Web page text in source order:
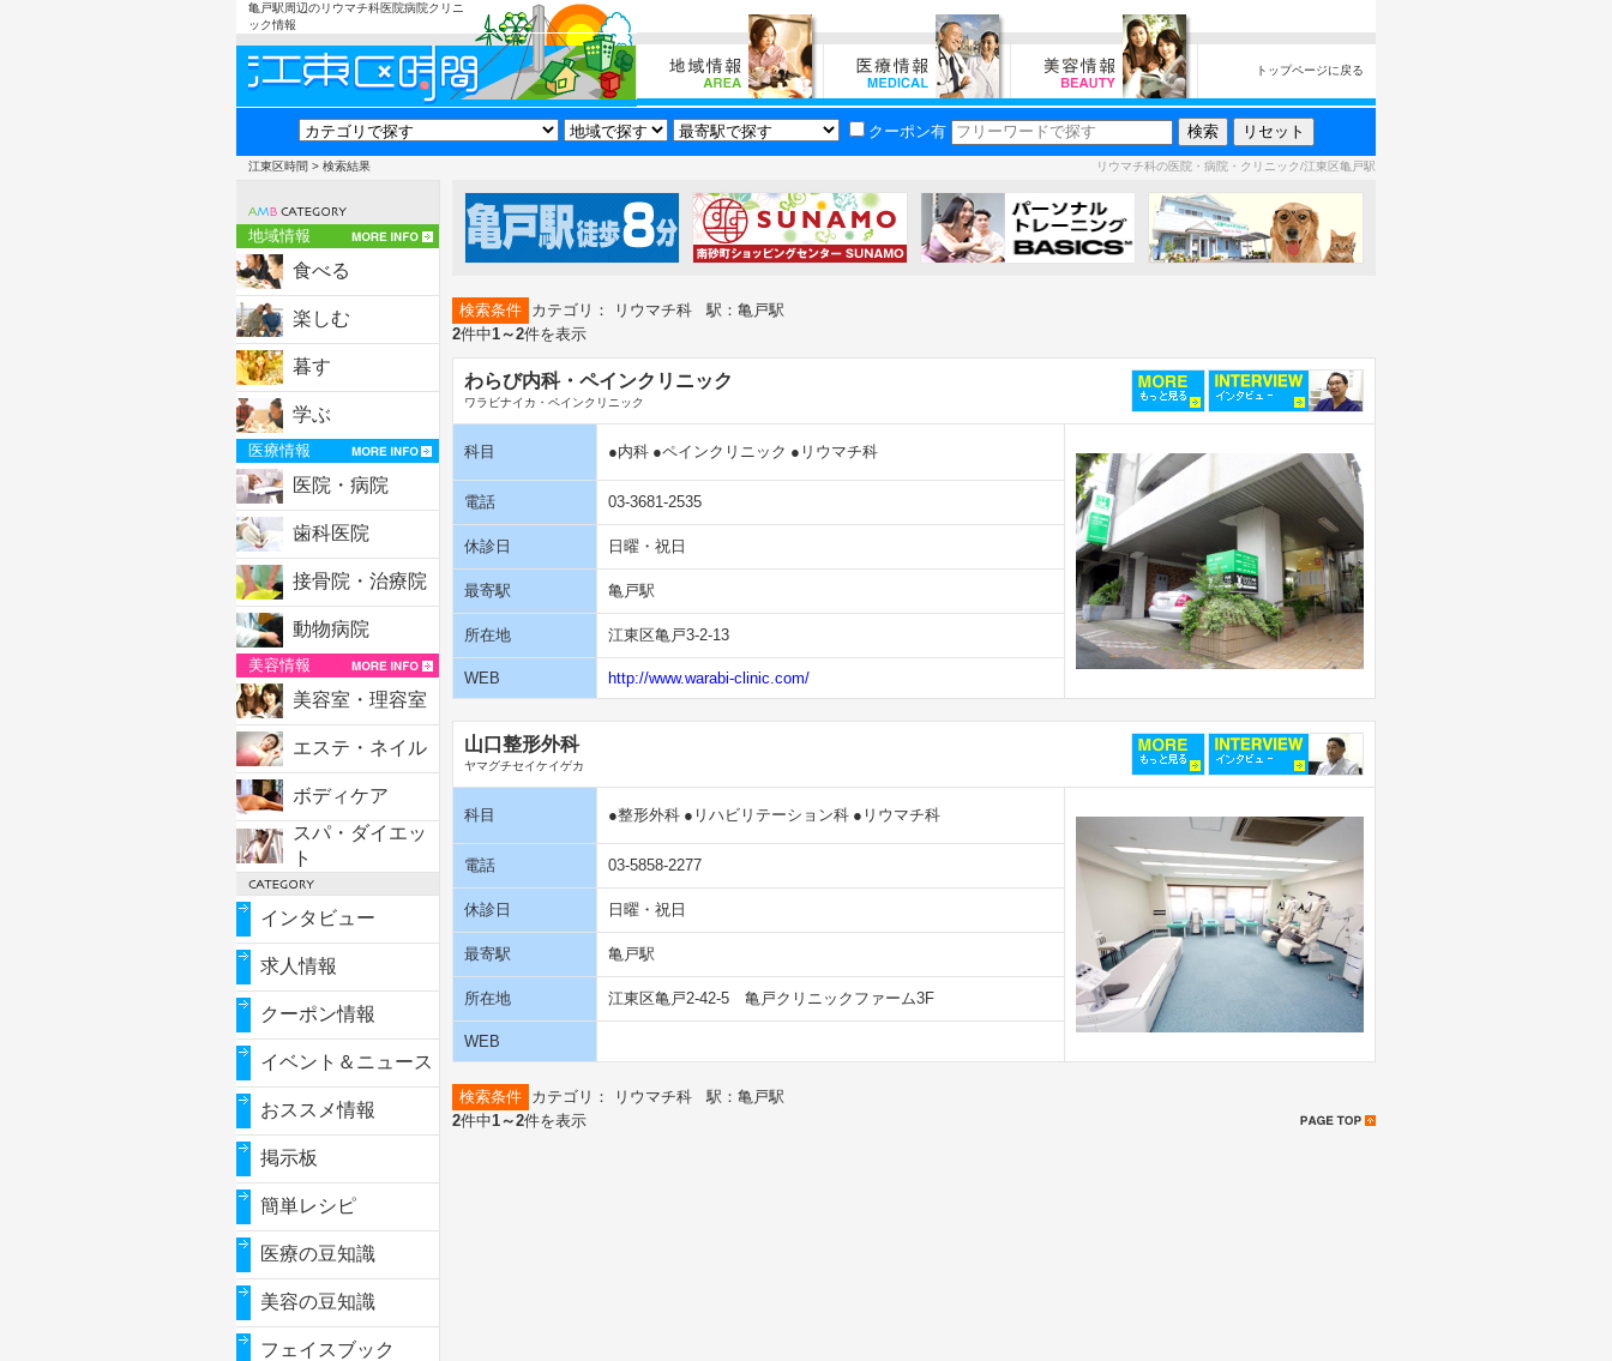
亀戸駅周辺のリウマチ科医院病院クリニ
ック情報
トップページに戻る
クーポン有
江東区時間 > 検索結果 リウマチ科の医院・病院・クリニック/江東区亀戸駅
地域情報
食べる
楽しむ
暮す
学ぶ
医療情報
医院・病院
歯科医院
接骨院・治療院
動物病院
美容情報
美容室・理容室
エステ・ネイル
ボディケア
スパ・ダイエッ
ト
インタビュー
求人情報
クーポン情報
イベント＆ニュース
おススメ情報
掲示板
簡単レシピ
医療の豆知識
美容の豆知識
フェイスブック
検索条件 カテゴリ： リウマチ科 駅：亀戸駅
2件中1～2件を表示
わらび内科・ペインクリニック
ワラビナイカ・ペインクリニック
科目 ●内科 ●ペインクリニック ●リウマチ科
電話 03-3681-2535
休診日 日曜・祝日
最寄駅 亀戸駅
所在地 江東区亀戸3-2-13
WEB http://www.warabi-clinic.com/
山口整形外科
ヤマグチセイケイゲカ
科目 ●整形外科 ●リハビリテーション科 ●リウマチ科
電話 03-5858-2277
休診日 日曜・祝日
最寄駅 亀戸駅
所在地 江東区亀戸2-42-5 亀戸クリニックファーム3F
WEB
検索条件 カテゴリ： リウマチ科 駅：亀戸駅
2件中1～2件を表示